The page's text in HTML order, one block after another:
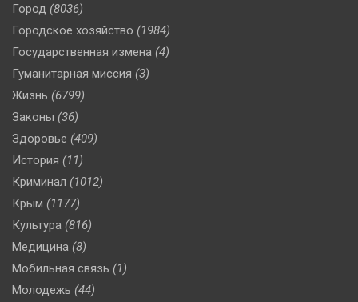
Город (8036)
Городское хозяйство (1984)
Государственная измена (4)
Гуманитарная миссия (3)
Жизнь (6799)
Законы (36)
Здоровье (409)
История (11)
Криминал (1012)
Крым (1177)
Культура (816)
Медицина (8)
Мобильная связь (1)
Молодежь (44)